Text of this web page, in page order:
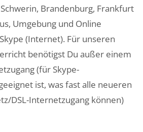
Brandenburg, Frankfurt
Umgebung und Online
(Internet). Für unseren
benötigst Du außer einem
(für Skype-
ist, was fast alle neueren
DSL-Internetzugang können)